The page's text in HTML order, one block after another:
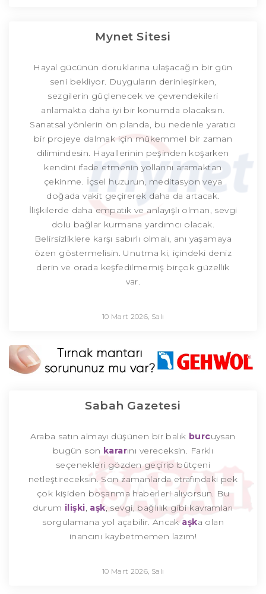
Mynet Sitesi
Hayal gücünün doruklarına ulaşacağın bir gün
seni bekliyor. Duyguların derinleşirken,
sezgilerin güçlenecek ve çevrendekileri
anlamakta daha iyi bir konumda olacaksın.
Sanatsal yönlerin ön planda, bu nedenle yaratıcı
bir projeye dalmak için mükemmel bir zaman
dilimindesin. Hayallerinin peşinden koşarken
kendini ifade etmenin yollarını aramaktan
çekinme. İçsel huzurun, meditasyon veya
doğada vakit geçirerek daha da artacak.
İlişkilerde daha empatik ve anlayışlı olman, sevgi
dolu bağlar kurmana yardımcı olacak.
Belirsizliklere karşı sabırlı olmalı, anı yaşamaya
özen göstermelisin. Unutma ki, içindeki deniz
derin ve orada keşfedilmemiş birçok güzellik
var.
10 Mart 2026, Salı
Sabah Gazetesi
Araba satın almayı düşünen bir balık burcuysan
bugün son kararını vereceksin. Farklı
seçenekleri gözden geçirip bütçeni
netleştireceksin. Son zamanlarda etrafındaki pek
çok kişiden boşanma haberleri alıyorsun. Bu
durum ilişki, aşk, sevgi, bağlılık gibi kavramları
sorgulamana yol açabilir. Ancak aşka olan
inancını kaybetmemen lazım!
10 Mart 2026, Salı